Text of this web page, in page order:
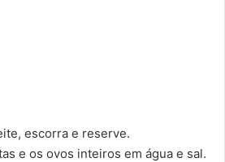
escorra e reserve.
e os ovos inteiros em água e sal.